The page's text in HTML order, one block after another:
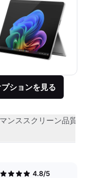
プションを見る
ンススクリーン品質
4.8/5